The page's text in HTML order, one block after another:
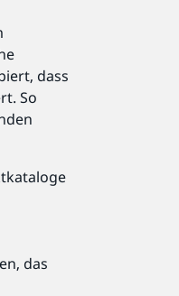
dass
So
das